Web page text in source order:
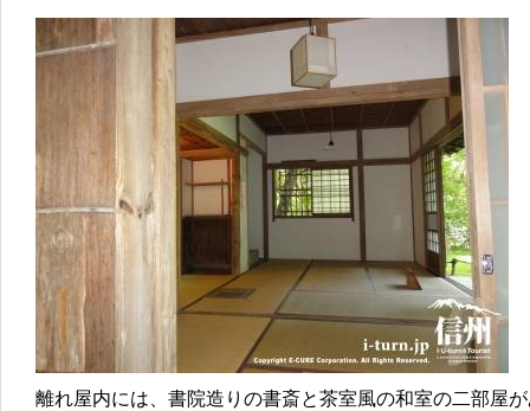
離れ屋内には、書院造りの書斎と茶室風の和室の二部屋